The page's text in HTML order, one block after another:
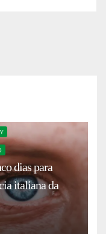
dias para
italiana da